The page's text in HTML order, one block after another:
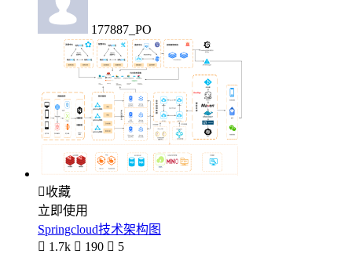
177887_PO
收藏
立即使用
Springcloud技术架构图
 1.7k  190  5